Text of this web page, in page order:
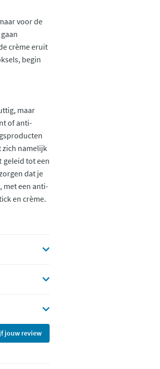
voor de
crème eruit
begin
maar
of anti-
zich namelijk
geleid tot een
dat je
met een anti-
en crème.
jouw review